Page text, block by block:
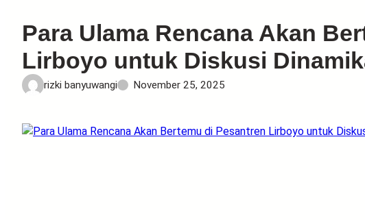
Para Ulama Rencana Akan
Lirboyo untuk Diskusi
rizki banyuwangi November 25, 2025